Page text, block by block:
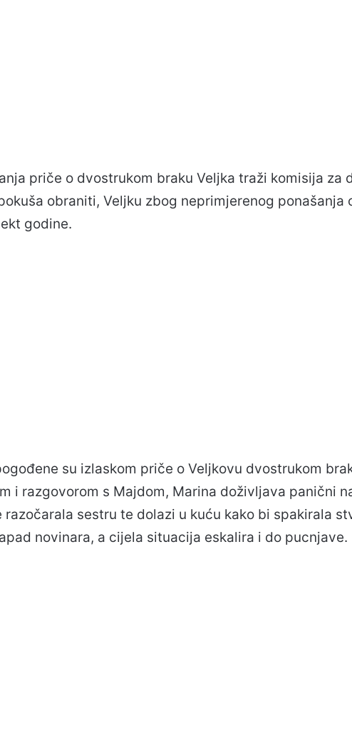
priče o dvostrukom braku Veljka traži komisija za
obraniti, Veljku zbog neprimjerenog ponašanja
godine.
su izlaskom priče o Veljkovu dvostrukom
i razgovorom s Majdom, Marina doživljava panični
razočarala sestru te dolazi u kuću kako bi spakirala
novinara, a cijela situacija eskalira i do pucnjave.